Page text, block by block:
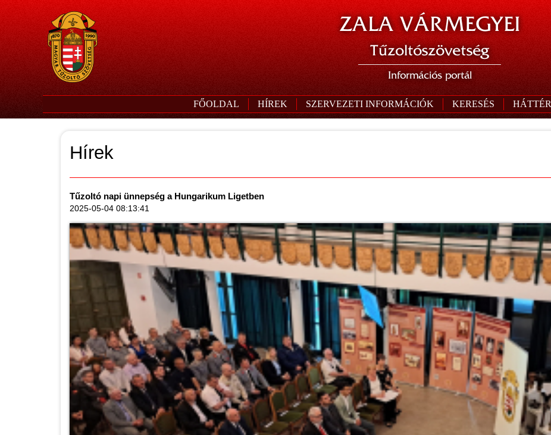
ZALA VÁRMEGYEI
Tűzoltószövetség
Információs portál
FŐOLDAL HÍREK SZERVEZETI INFORMÁCIÓK KERESÉS HÁTTÉR
Hírek
Tűzoltó napi ünnepség a Hungarikum Ligetben
2025-05-04 08:13:41